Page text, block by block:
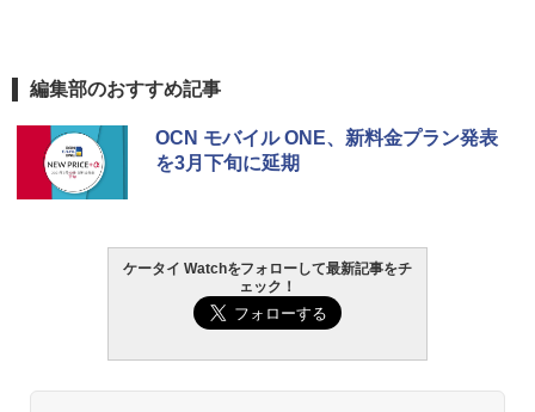
編集部のおすすめ記事
OCN モバイル ONE、新料金プラン発表
を3月下旬に延期
ケータイ Watchをフォローして最新記事をチ
ェック！